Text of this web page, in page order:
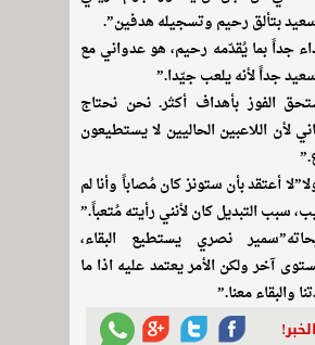
سعيد بتألق رحيم وتسجيله هدفين”.
جداً بما يُقدّمه رحيم، هو عدواني مع
جداً لأنه يلعب جيّدا.”
الفوز بأهداف أكثر. نحن نحتاج
لأن اللاعبين الحاليين لا يستطيعون
أعتقد بأن ستونز كان مُصاباً وأنا لم
سبب التبديل كان لأنني رأيته مُتعباً.”
نصري يستطيع البقاء،
آخر ولكن الأمر يعتمد عليه اذا ما
والبقاء معنا.”